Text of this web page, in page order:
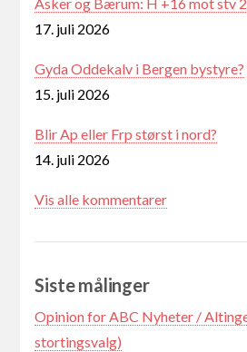
17. juli 2026
Gyda Oddekalv i Bergen bystyre?
15. juli 2026
Blir Ap eller Frp størst i nord?
14. juli 2026
Vis alle kommentarer
Siste målinger
Opinion for ABC Nyheter /
stortingsvalg)